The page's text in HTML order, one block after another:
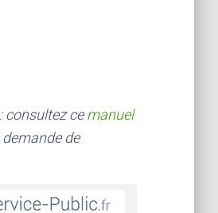
consultez cemanuel
de